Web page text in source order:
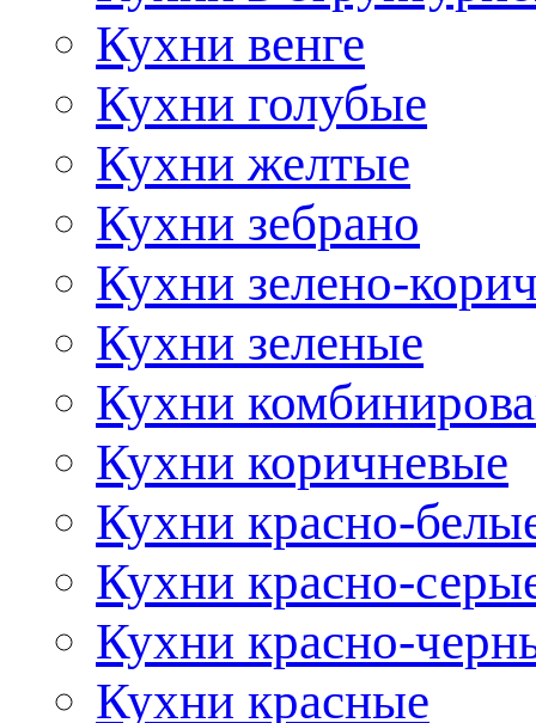
Кухни венге
Кухни голубые
Кухни желтые
Кухни зебрано
Кухни зелено-
Кухни зеленые
Кухни
Кухни коричневые
Кухни красно-
Кухни красно-
Кухни красно-
Кухни красные